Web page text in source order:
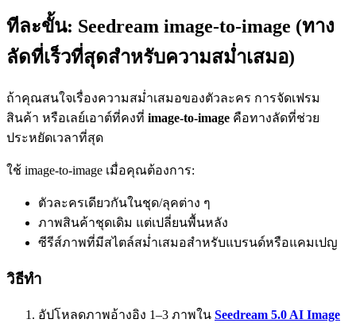
ทีละขั้น: Seedream image-to-image (ทาง
ลัดที่เร็วที่สุดสำหรับความสม่ำเสมอ)
ถ้าคุณสนใจเรื่องความสม่ำเสมอของตัวละคร การจัดเฟรม
สินค้า หรือเลย์เอาต์ที่คงที่ image-to-image คือทางลัดที่ช่วย
ประหยัดเวลาที่สุด
ใช้ image-to-image เมื่อคุณต้องการ:
ตัวละครเดียวกันในชุด/ลุคต่าง ๆ
ภาพสินค้าชุดเดิม แต่เปลี่ยนพื้นหลัง
ซีรีส์ภาพที่มีสไตล์สม่ำเสมอสำหรับแบรนด์หรือแคมเปญ
วิธีทำ
อัปโหลดภาพอ้างอิง 1–3 ภาพใน Seedream 5.0 AI Image